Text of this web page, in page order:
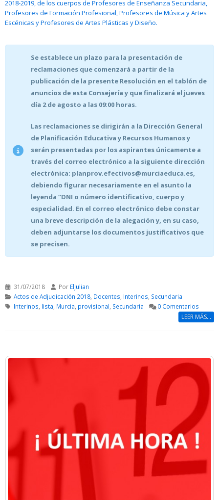
2018-2019, de los cuerpos de Profesores de Enseñanza Secundaria,
Profesores de Formación Profesional, Profesores de Música y Artes
Escénicas y Profesores de Artes Plásticas y Diseño.
Se establece un plazo para la presentación de
reclamaciones que comenzará a partir de la
publicación de la presente Resolución en el tablón de
anuncios de esta Consejería y que finalizará el jueves
día 2 de agosto a las 09:00 horas.
Las reclamaciones se dirigirán a la Dirección General
de Planificación Educativa y Recursos Humanos y
serán presentadas por los aspirantes únicamente a
través del correo electrónico a la siguiente dirección
electrónica: planprov.efectivos@murciaeduca.es,
debiendo figurar necesariamente en el asunto la
leyenda “DNI o número identificativo, cuerpo y
especialidad. En el correo electrónico debe constar
una breve descripción de la alegación y, en su caso,
deben adjuntarse los documentos justificativos que
se precisen.
31/07/2018 Por ElJulian
Actos de Adjudicación 2018, Docentes, Interinos, Secundaria
Interinos, lista, Murcia, provisional, Secundaria 0 Comentarios
LEER MÁS...